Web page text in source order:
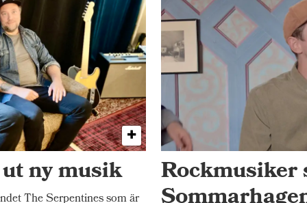
ny musik
The Serpentines som är
Rockmusiker